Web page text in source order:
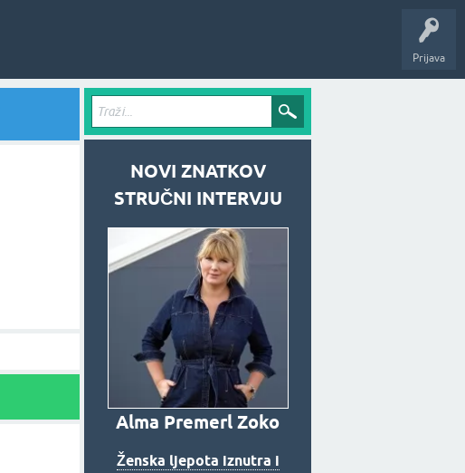
Prijava
NOVI ZNATKOV
STRUČNI INTERVJU
Alma Premerl Zoko
Ženska ljepota iznutra i